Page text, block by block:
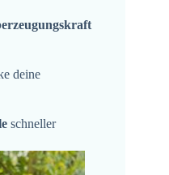
deine
schneller